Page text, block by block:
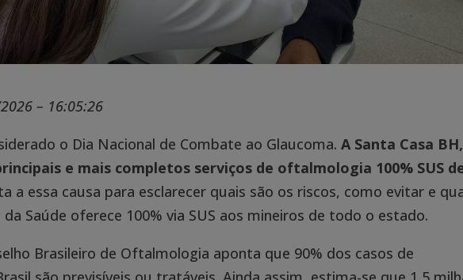
– 16:05:26
o Dia Nacional de Combate ao Glaucoma.A Santa Casa BH,
e mais completos serviços de oftalmologia 100% SUS
a essa causa para esclarecer quais são os riscos, como evitar e
Saúde oferece 100% via SUS aos mineiros de todo o estado.
Brasileiro de Oftalmologia aponta que 90% dos casos de